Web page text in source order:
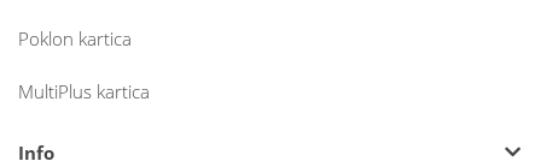
Poklon kartica
MultiPlus kartica
Info